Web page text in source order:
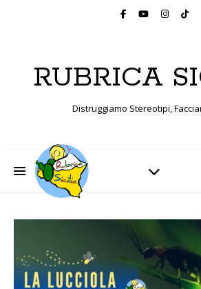
RUBRICA
Distruggiamo Stereotipi,